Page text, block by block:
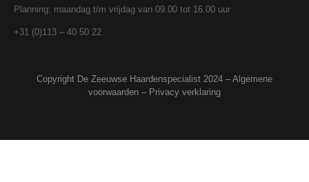
Planning: maandag t/m vrijdag van 09.00 tot 16.00 uur
+31 (0)113 – 40 50 22
Copyright De Zeeuwse Haardenspecialist 2024 – Algemene
voorwaarden – Privacy verklaring